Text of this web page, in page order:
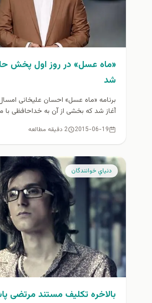
«ماه عسل» در روز اول پخش
شد
برنامه «ماه عسل» احسان علیخانی
آغاز شد که بخشی از آن به خداحافظی با
2015-06-19 2 دقیقه مطالعه
دنياي خوانندگان
بالاخره تكليف مستند مرتضی